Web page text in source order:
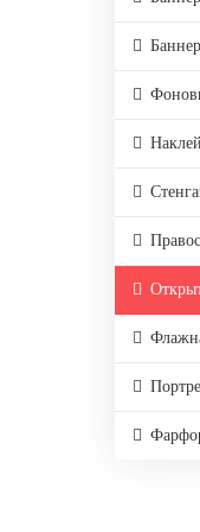
сентября)
День
8
пожилых
5
19
25